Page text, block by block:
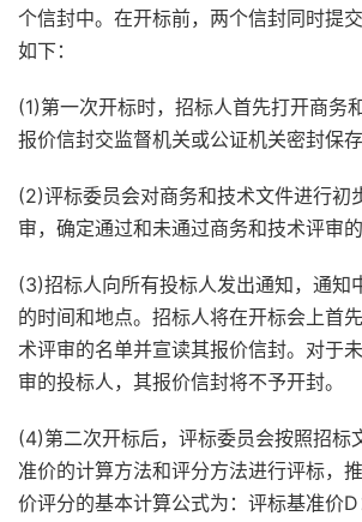
个信封中。在开标前，两个信封同时提
如下：
(1)第一次开标时，招标人首先打开商务
报价信封交监督机关或公证机关密封保存
(2)评标委员会对商务和技术文件进行初
审，确定通过和未通过商务和技术评审的
(3)招标人向所有投标人发出通知，通知
的时间和地点。招标人将在开标会上首
术评审的名单并宣读其报价信封。对于
审的投标人，其报价信封将不予开封。
(4)第二次开标后，评标委员会按照招标
准价的计算方法和评分方法进行评标，
价评分的基本计算公式为：评标基准价